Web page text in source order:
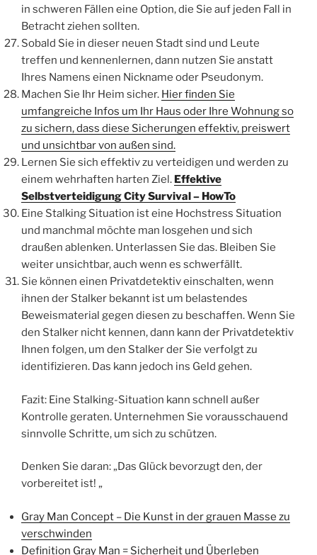
in schweren Fällen eine Option, die Sie auf jeden Fall in
Betracht ziehen sollten.
Sobald Sie in dieser neuen Stadt sind und Leute
treffen und kennenlernen, dann nutzen Sie anstatt
Ihres Namens einen Nickname oder Pseudonym.
Machen Sie Ihr Heim sicher. Hier finden Sie
umfangreiche Infos um Ihr Haus oder Ihre Wohnung so
zu sichern, dass diese Sicherungen effektiv, preiswert
und unsichtbar von außen sind.
Lernen Sie sich effektiv zu verteidigen und werden zu
einem wehrhaften harten Ziel. Effektive
Selbstverteidigung City Survival – HowTo
Eine Stalking Situation ist eine Hochstress Situation
und manchmal möchte man losgehen und sich
draußen ablenken. Unterlassen Sie das. Bleiben Sie
weiter unsichtbar, auch wenn es schwerfällt.
Sie können einen Privatdetektiv einschalten, wenn
ihnen der Stalker bekannt ist um belastendes
Beweismaterial gegen diesen zu beschaffen. Wenn Sie
den Stalker nicht kennen, dann kann der Privatdetektiv
Ihnen folgen, um den Stalker der Sie verfolgt zu
identifizieren. Das kann jedoch ins Geld gehen.
Fazit: Eine Stalking-Situation kann schnell außer
Kontrolle geraten. Unternehmen Sie vorausschauend
sinnvolle Schritte, um sich zu schützen.
Denken Sie daran: „Das Glück bevorzugt den, der
vorbereitet ist! „
Gray Man Concept – Die Kunst in der grauen Masse zu
verschwinden
Definition Gray Man = Sicherheit und Überleben